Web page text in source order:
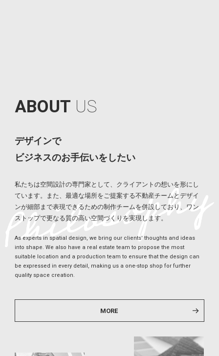
ABOUT US
デザインで
ビジネスのお手伝いをしたい
私たちは空間設計の専門家として、クライアントの想いを形にし
ています。また、最適な場所をご提案する不動産チームとデザイ
ンが細部まで表現できるための制作チームを併設しており、ワン
ストップで更なる質の高い空間づくりを実現します。
As experts in spatial design, we bring our clients' thoughts and ideas
into shape. We also have a real estate team to propose the most
suitable location and a production team to ensure that the design can
be expressed in every detail, making us a one-stop shop for further
quality space creation.
MORE